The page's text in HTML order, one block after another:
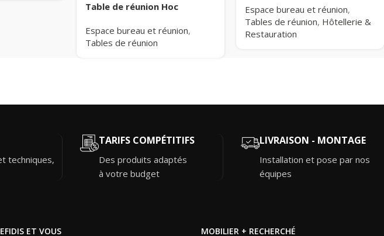
Table de réunion Hoc
Espace bureau et réunion,
Tables de réunion
Espace bureau et réunion,
Tables de réunion, Hôtellerie &
Restauration
techniques,
TARIFS COMPÉTITIFS
Des produits adaptés
à votre budget
LIVRAISON - MONTAGE
Installation et pose par nos
équipes
EFIDIS ET VOUS MOBILIER + RECHERCHÉ